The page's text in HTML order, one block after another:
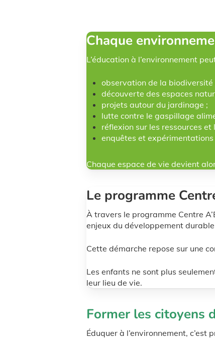
Chaque
L’éducation à l’environnement
observation de la biodiversité
découverte des espaces
projets autour du jardinage ;
lutte contre le gaspillage
réflexion sur les ressources et
enquêtes et
Chaque espace de vie devient
Le programme
À travers le programme Centre
enjeux du développement
Cette démarche repose sur une
Les enfants ne sont plus
leur lieu de vie.
Former les citoyens
Éduquer à l’environnement,